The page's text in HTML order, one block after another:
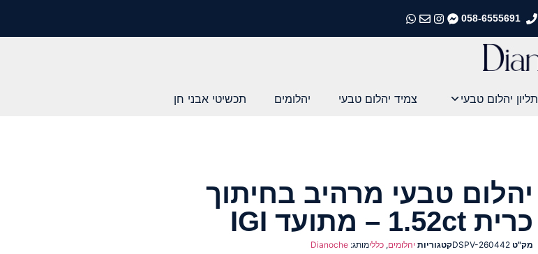
058-6555691
התקשרו אלינו
התקשרו אלינו
התקשרו אלינו
התקשרו אלינו
תליון יהלום טבעי צמיד יהלום טבעי יהלומים תכשיטי אבני חן
יהלום טבעי מרהיב בחיתוך
כרית 1.52ct – מתועד IGI
מק"ט DSPV-260442קטגוריות יהלומים, כללימותג: Dianoche